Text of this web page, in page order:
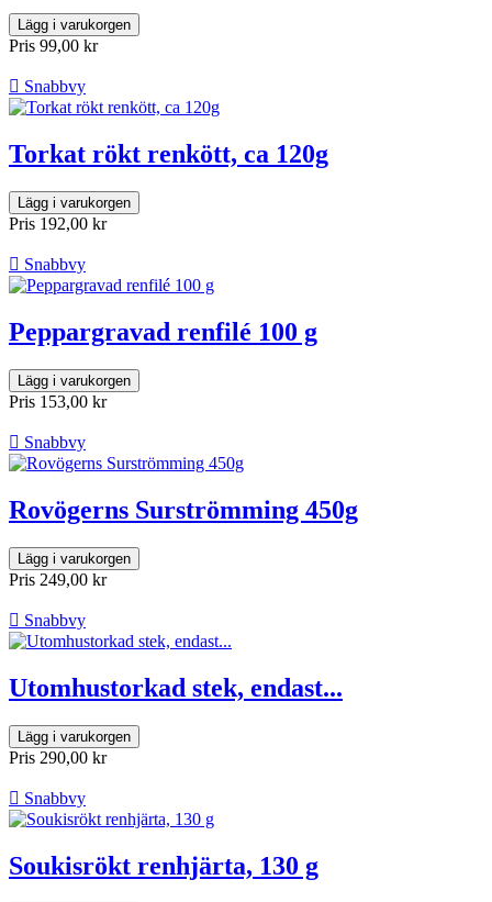
Lägg i varukorgen
Pris 99,00 kr
 Snabbvy
Torkat rökt renkött, ca 120g
Lägg i varukorgen
Pris 192,00 kr
 Snabbvy
Peppargravad renfilé 100 g
Lägg i varukorgen
Pris 153,00 kr
 Snabbvy
Rovögerns Surströmming 450g
Lägg i varukorgen
Pris 249,00 kr
 Snabbvy
Utomhustorkad stek, endast...
Lägg i varukorgen
Pris 290,00 kr
 Snabbvy
Soukisrökt renhjärta, 130 g